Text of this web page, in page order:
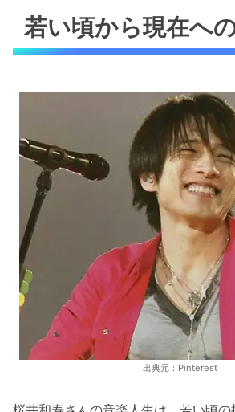
若い頃から現在へ
出典元：Pinterest